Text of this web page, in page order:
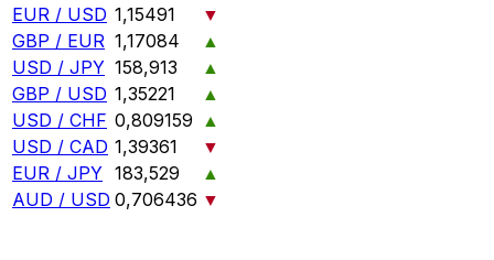
EUR / USD 1,15491
▼
GBP / EUR 1,17084
▲
USD / JPY 158,913
▲
GBP / USD 1,35221
▲
USD / CHF 0,809159
▲
USD / CAD 1,39361
▼
EUR / JPY 183,529
▲
AUD / USD 0,706436 ▼